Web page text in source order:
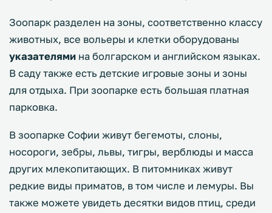
Зоопарк разделен на зоны, соответственно классу
животных, все вольеры и клетки оборудованы
указателями на болгарском и английском языках.
В саду также есть детские игровые зоны и зоны
для отдыха. При зоопарке есть большая платная
парковка.
В зоопарке Софии живут бегемоты, слоны,
носороги, зебры, львы, тигры, верблюды и масса
других млекопитающих. В питомниках живут
редкие виды приматов, в том числе и лемуры. Вы
также можете увидеть десятки видов птиц, среди